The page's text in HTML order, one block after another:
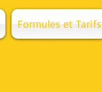
Formules et Tarifs